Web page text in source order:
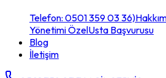
Telefon: 0501 359 03 36)
Yönetimi ÖzelUsta Başvurusu
Blog
İletişim